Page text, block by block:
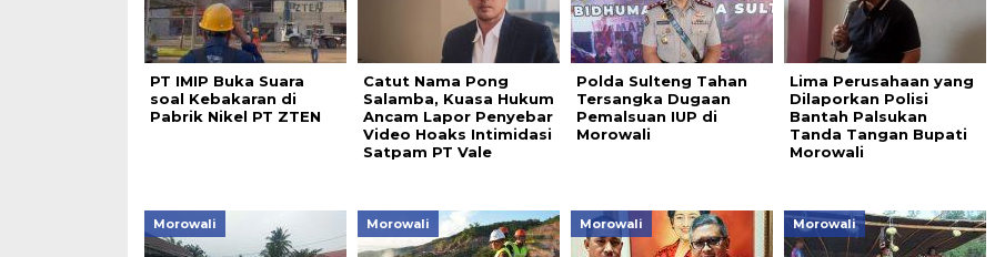
PT IMIP Buka Suara
soal Kebakaran di
Pabrik Nikel PT ZTEN
Catut Nama Pong
Salamba, Kuasa Hukum
Ancam Lapor Penyebar
Video Hoaks Intimidasi
Satpam PT Vale
Polda Sulteng Tahan
Tersangka Dugaan
Pemalsuan IUP di
Morowali
Lima Perusahaan yang
Dilaporkan Polisi
Bantah Palsukan
Tanda Tangan Bupati
Morowali
Morowali Morowali Morowali Morowali